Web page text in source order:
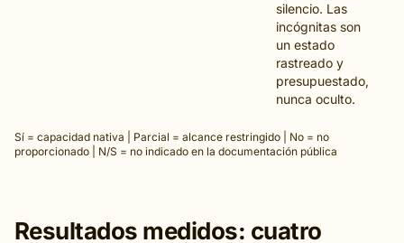
silencio. Las
incógnitas son
un estado
rastreado y
presupuestado,
nunca oculto.
Sí = capacidad nativa | Parcial = alcance restringido | No = no
proporcionado | N/S = no indicado en la documentación pública
Resultados medidos: cuatro